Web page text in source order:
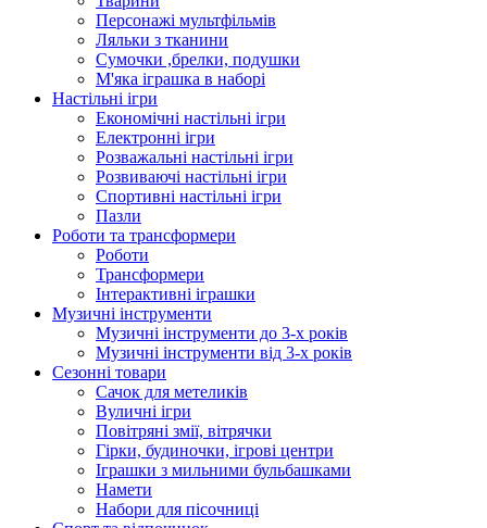
Персонажі мультфільмів
Ляльки з тканини
Сумочки ,брелки, подушки
М'яка іграшка в наборі
Настільні ігри
Економічні настільні ігри
Електронні ігри
Розважальні настільні ігри
Розвиваючі настільні ігри
Спортивні настільні ігри
Пазли
Роботи та трансформери
Роботи
Трансформери
Інтерактивні іграшки
Музичні інструменти
Музичні інструменти до 3-х років
Музичні інструменти від 3-х років
Сезонні товари
Сачок для метеликів
Вуличні ігри
Повітряні змії, вітрячки
Гірки, будиночки, ігрові центри
Іграшки з мильними бульбашками
Намети
Набори для пісочниці